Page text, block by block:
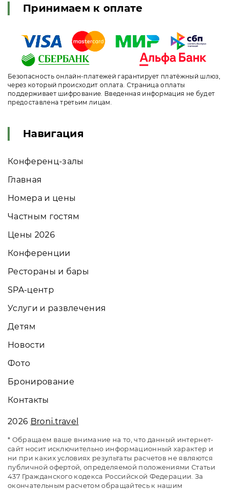
Принимаем к оплате
Безопасность онлайн-платежей гарантирует платёжный шлюз,
через который происходит оплата. Страница оплаты
поддерживает шифрование. Введенная информация не будет
предоставлена третьим лицам.
Навигация
Конференц-залы
Главная
Номера и цены
Частным гостям
Цены 2026
Конференции
Рестораны и бары
SPA-центр
Услуги и развлечения
Детям
Новости
Фото
Бронирование
Контакты
2026 Broni.travel
* Обращаем ваше внимание на то, что данный интернет-
сайт носит исключительно информационный характер и
ни при каких условиях результаты расчетов не являются
публичной офертой, определяемой положениями Статьи
437 Гражданского кодекса Российской Федерации. За
окончательным расчетом обращайтесь к нашим